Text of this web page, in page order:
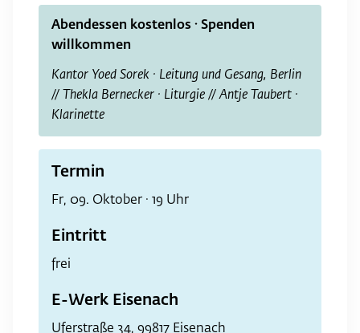
Abendessen kostenlos · Spenden
willkommen
Kantor Yoed Sorek · Leitung und Gesang, Berlin
// Thekla Bernecker · Liturgie // Antje Taubert ·
Klarinette
Termin
Fr, 09. Oktober · 19 Uhr
Eintritt
frei
E-Werk Eisenach
Uferstraße 34, 99817 Eisenach